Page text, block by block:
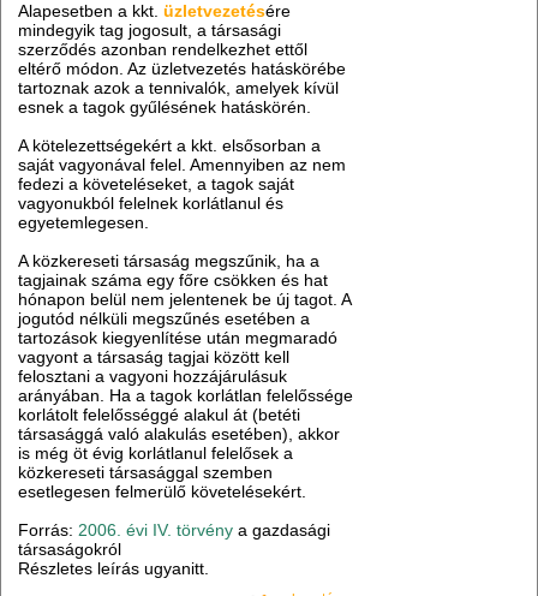
Alapesetben a kkt.üzletvezetésére
mindegyik tag jogosult, a társasági
szerződés azonban rendelkezhet ettől
eltérő módon. Az üzletvezetés hatáskörébe
tartoznak azok a tennivalók, amelyek kívül
esnek a tagok gyűlésének hatáskörén.
A kötelezettségekért a kkt. elsősorban a
saját vagyonával felel. Amennyiben az nem
fedezi a követeléseket, a tagok saját
vagyonukból felelnek korlátlanul és
egyetemlegesen.
A közkereseti társaság megszűnik, ha a
tagjainak száma egy főre csökken és hat
hónapon belül nem jelentenek be új tagot. A
jogutód nélküli megszűnés esetében a
tartozások kiegyenlítése után megmaradó
vagyont a társaság tagjai között kell
felosztani a vagyoni hozzájárulásuk
arányában. Ha a tagok korlátlan felelőssége
korlátolt felelősséggé alakul át (betéti
társasággá való alakulás esetében), akkor
is még öt évig korlátlanul felelősek a
közkereseti társasággal szemben
esetlegesen felmerülő követelésekért.
Forrás: 2006. évi IV. törvény a gazdasági
társaságokról
Részletes leírás ugyanitt.